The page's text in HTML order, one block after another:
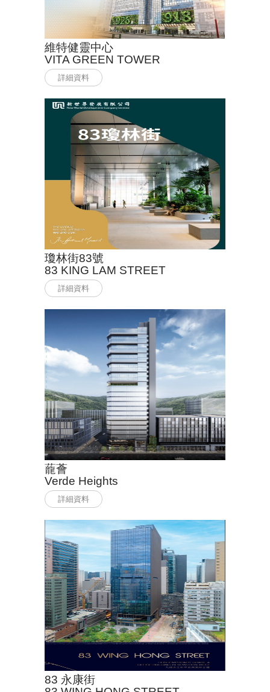
維特健靈中心
VITA GREEN TOWER
詳細資料
瓊林街83號
83 KING LAM STREET
詳細資料
蘢薈
Verde Heights
詳細資料
83 永康街